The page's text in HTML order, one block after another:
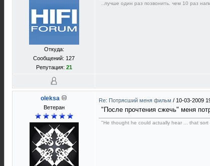
Откуда:
Сообщений: 127
Репутация: 21
..лучше один раз позвонить. чем 10 раз
oleksa
Ветеран
Re: Потрясший меня фильм / 10-03-2009
"После прочтения сжечь" меня
"He thought he could actually hear ... that